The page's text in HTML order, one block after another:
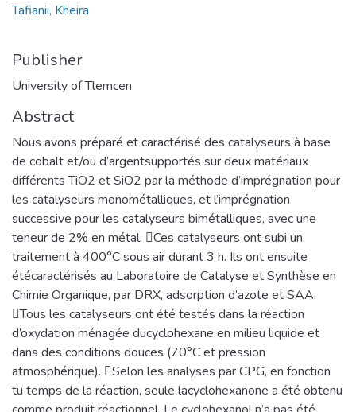
Tafianii, Kheira
Publisher
University of Tlemcen
Abstract
Nous avons préparé et caractérisé des catalyseurs à base
de cobalt et/ou d’argentsupportés sur deux matériaux
différents TiO2 et SiO2 par la méthode d’imprégnation pour
les catalyseurs monométalliques, et l’imprégnation
successive pour les catalyseurs bimétalliques, avec une
teneur de 2% en métal. Ces catalyseurs ont subi un
traitement à 400°C sous air durant 3 h. Ils ont ensuite
étécaractérisés au Laboratoire de Catalyse et Synthèse en
Chimie Organique, par DRX, adsorption d’azote et SAA.
Tous les catalyseurs ont été testés dans la réaction
d’oxydation ménagée ducyclohexane en milieu liquide et
dans des conditions douces (70°C et pression
atmosphérique). Selon les analyses par CPG, en fonction
tu temps de la réaction, seule lacyclohexanone a été obtenu